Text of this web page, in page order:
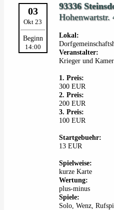
03
Okt 23
Beginn
14:00
93336
Hohenwartstr.
Lokal:
Veranstalter:
Krieger und
1. Preis:
300 EUR
2. Preis:
200 EUR
3. Preis:
100 EUR
Startgebuehr:
13 EUR
Spielweise:
kurze Karte
Wertung:
plus-minus
Spiele:
Solo, Wenz,